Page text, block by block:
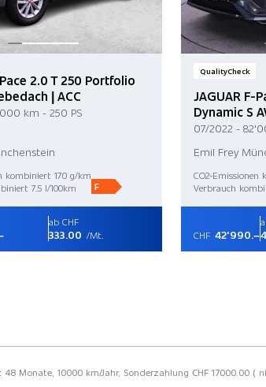
2.0 T 250 Portfolio
| ACC
km - 250 PS
kombiniert 170 g/km
7.5 l/100km
F
ab CHF
333.00 /Mt.
QualityCheck
JAGUAR F-
Dynamic S
07/2022 -
Emil Frey
CO2-Emissionen
Verbrauch
CHF 42'990.–
Monate, 10000 km/Jahr, Sonderzahlung CHF 17000.00 (